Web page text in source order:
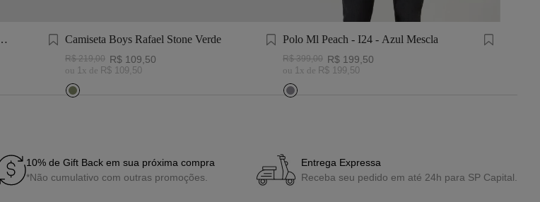
Camiseta Boys Rafael Stone Verde
R$ 219,00 R$ 109 50
ou 1x de R$ 109, 50
Polo Ml Peach - I24 - Azul Mescla
R$ 399,00 R$ 199 50
ou 1x de R$ 199, 50
10% de Gift Back em sua próxima compra
*Não cumulativo com outras promoções.
Entrega Expressa
Receba seu pedido em até 24h para SP Capital.